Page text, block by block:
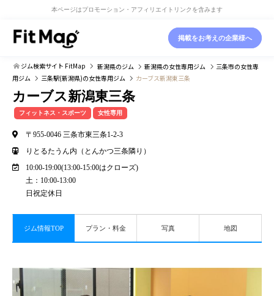
本ページはプロモーション・アフィリエイトリンクを含みます
掲載をお考えの企業様へ
ジム検索サイト FitMap 新潟県のジム 新潟県の女性専用ジム 三条市の女性専
用ジム
三条駅(新潟県)の女性専用ジム カーブス新潟東三条
カーブス新潟東三条
フィットネス・スポーツ 女性専用
〒955-0046 三条市東三条1-2-3
りとるたうん内（とんかつ三条隣り）
10:00-19:00(13:00-15:00はクローズ)
土：10:00-13:00
日祝定休日
ジム情報TOP プラン・料金 写真 地図